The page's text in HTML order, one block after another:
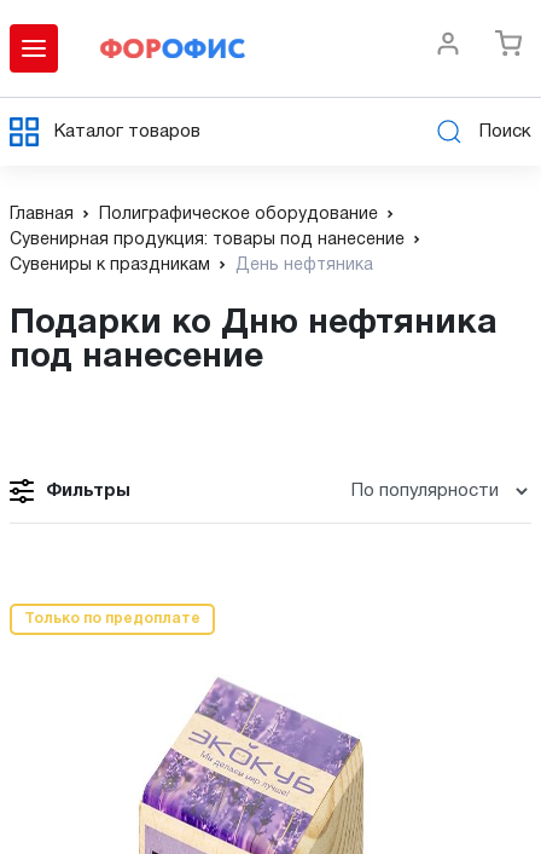
Каталог товаров Поиск
Главная
Полиграфическое оборудование
Сувенирная продукция: товары под нанесение
Сувениры к праздникам
День нефтяника
Подарки ко Дню нефтяника
под нанесение
Фильтры
Только по предоплате